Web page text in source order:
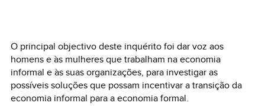
O principal objectivo deste inquérito foi dar voz aos
homens e às mulheres que trabalham na economia
informal e às suas organizações, para investigar as
possíveis soluções que possam incentivar a transição da
economia informal para a economia formal.